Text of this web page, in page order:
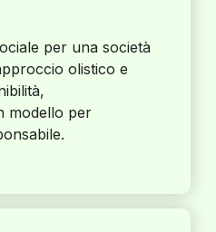
per una società
olistico e
modello per